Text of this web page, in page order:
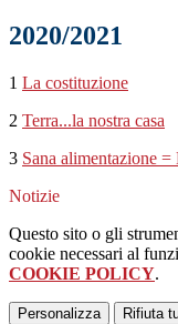
2020/2021
1 La costituzione
2 Terra...la nostra casa
3 Sana alimentazione =
Notizie
Questo sito o gli
cookie necessari al
COOKIE POLICY.
Personalizza Rifiuta